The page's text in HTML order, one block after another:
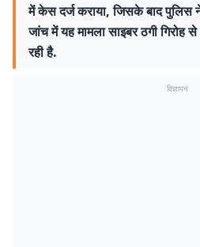
में केस दर्ज कराया, जिसके बाद
जांच में यह मामला साइबर ठगी
रही है.
विज्ञापन